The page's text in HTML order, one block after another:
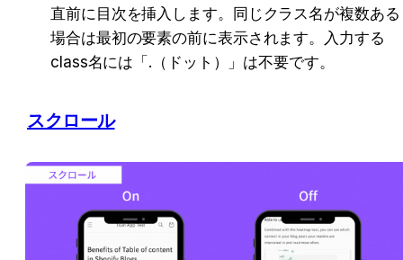
直前に目次を挿入します。同じクラス名が複数ある
場合は最初の要素の前に表示されます。入力する
class名には「.（ドット）」は不要です。
スクロール